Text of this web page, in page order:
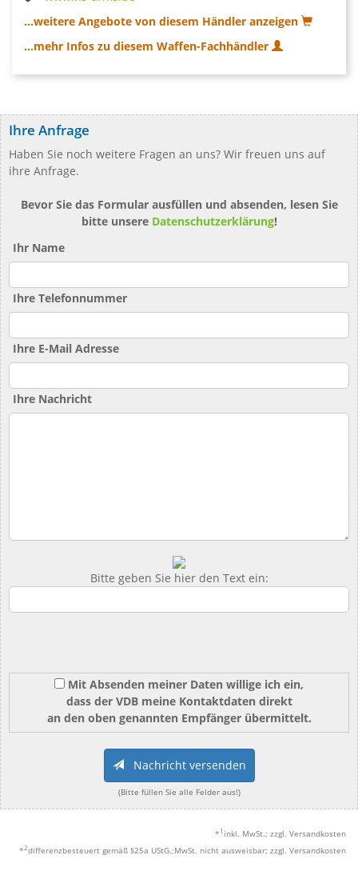
...weitere Angebote von diesem Händler anzeigen
...mehr Infos zu diesem Waffen-Fachhändler
Ihre Anfrage
Haben Sie noch weitere Fragen an uns? Wir freuen uns auf
ihre Anfrage.
Bevor Sie das Formular ausfüllen und absenden, lesen Sie
bitte unsere Datenschutzerklärung!
Ihr Name
Ihre Telefonnummer
Ihre E-Mail Adresse
Ihre Nachricht
Bitte geben Sie hier den Text ein:
Mit Absenden meiner Daten willige ich ein,
dass der VDB meine Kontaktdaten direkt
an den oben genannten Empfänger übermittelt.
Nachricht versenden
(Bitte füllen Sie alle Felder aus!)
* 1 inkl. MwSt.; zzgl. Versandkosten
*2differenzbesteuert gemäß §25a UStG.;MwSt. nicht ausweisbar; zzgl. Versandkosten